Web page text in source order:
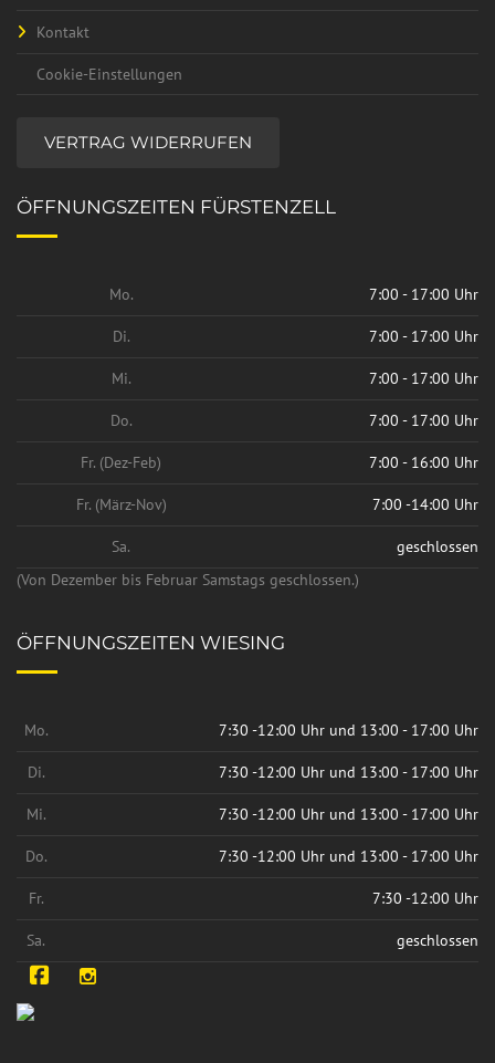
Kontakt
Cookie-Einstellungen
VERTRAG WIDERRUFEN
ÖFFNUNGSZEITEN FÜRSTENZELL
Mo. 7:00 - 17:00 Uhr
Di. 7:00 - 17:00 Uhr
Mi. 7:00 - 17:00 Uhr
Do. 7:00 - 17:00 Uhr
Fr. (Dez-Feb) 7:00 - 16:00 Uhr
Fr. (März-Nov) 7:00 -14:00 Uhr
Sa.
geschlossen
(Von Dezember bis Februar Samstags geschlossen.)
ÖFFNUNGSZEITEN WIESING
Mo. 7:30 -12:00 Uhr und 13:00 - 17:00 Uhr
Di. 7:30 -12:00 Uhr und 13:00 - 17:00 Uhr
Mi. 7:30 -12:00 Uhr und 13:00 - 17:00 Uhr
Do. 7:30 -12:00 Uhr und 13:00 - 17:00 Uhr
Fr. 7:30 -12:00 Uhr
Sa. geschlossen
Facebook